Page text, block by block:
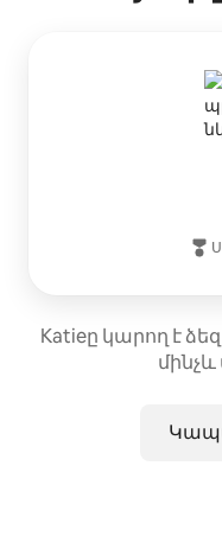
Katieը կարող է
մինչև